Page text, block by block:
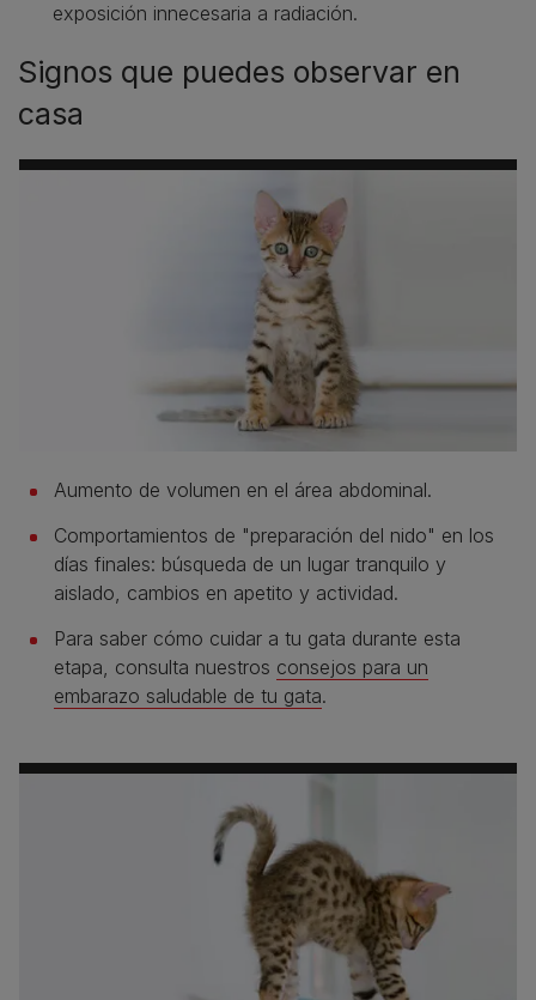
exposición innecesaria a radiación.
Signos que puedes observar en
casa
Aumento de volumen en el área abdominal.
Comportamientos de "preparación del nido" en los
días finales: búsqueda de un lugar tranquilo y
aislado, cambios en apetito y actividad.
Para saber cómo cuidar a tu gata durante esta
etapa, consulta nuestros consejos para un
embarazo saludable de tu gata.